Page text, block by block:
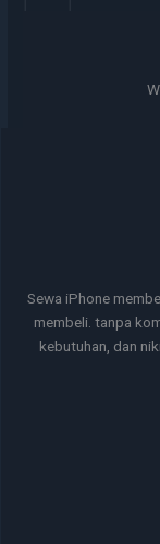
Sewa iPhone
membeli. tanpa
kebutuhan, dan